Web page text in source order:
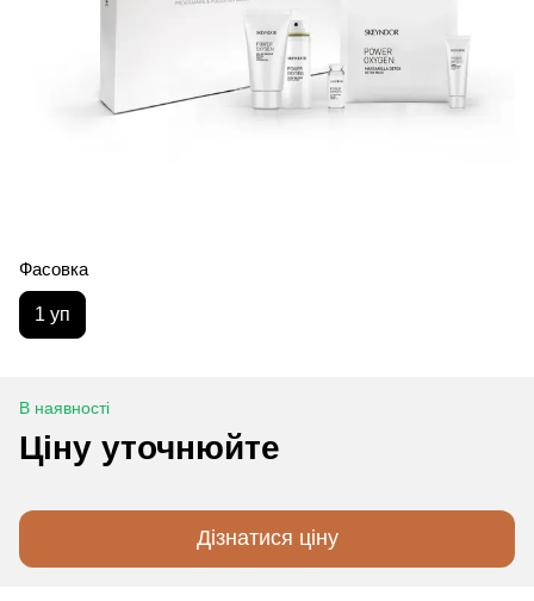
Фасовка
1 уп
В наявності
Ціну уточнюйте
Дізнатися ціну